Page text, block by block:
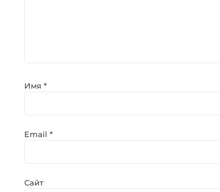
Имя *
Email *
Сайт